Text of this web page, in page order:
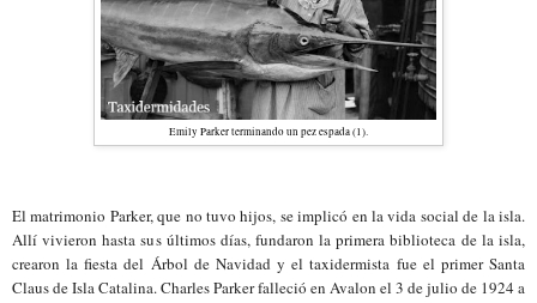
Emily Parker terminando un pez espada (1).
El matrimonio Parker, que no tuvo hijos, se implicó en la vida social de la isla.
Allí vivieron hasta sus últimos días, fundaron la primera biblioteca de la isla,
crearon la fiesta del Árbol de Navidad y el taxidermista fue el primer Santa
Claus de Isla Catalina. Charles Parker falleció en Avalon el 3 de julio de 1924 a